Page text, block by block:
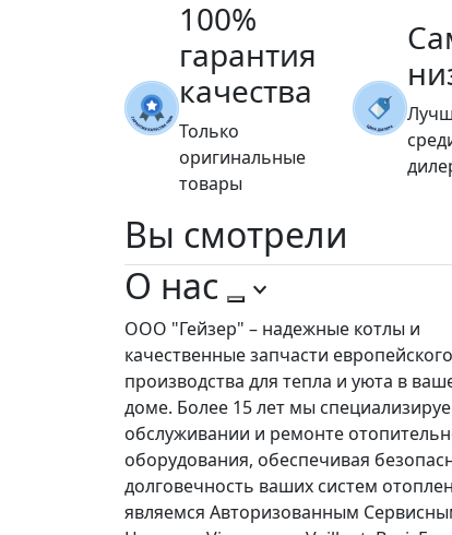
100%
гарантия
качества
Только
оригинальные
товары
Вы смотрели
О нас
ООО "Гейзер" – надежные котлы и
качественные запчасти европейского
производства для тепла и уюта в
доме. Более 15 лет мы
обслуживании и ремонте
оборудования, обеспечивая
долговечность ваших систем
являемся Авторизованным